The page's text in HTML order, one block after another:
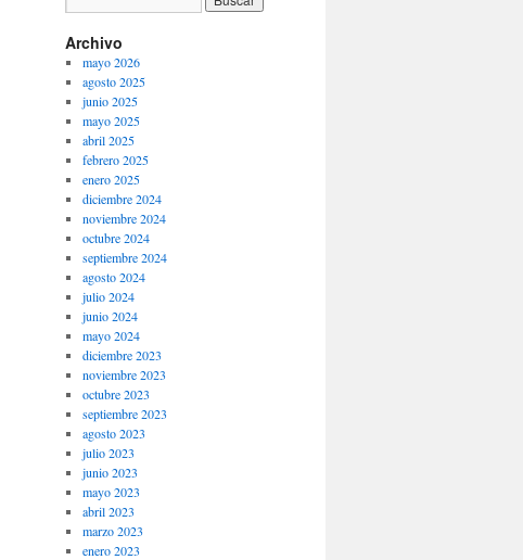
Archivo
mayo 2026
agosto 2025
junio 2025
mayo 2025
abril 2025
febrero 2025
enero 2025
diciembre 2024
noviembre 2024
octubre 2024
septiembre 2024
agosto 2024
julio 2024
junio 2024
mayo 2024
diciembre 2023
noviembre 2023
octubre 2023
septiembre 2023
agosto 2023
julio 2023
junio 2023
mayo 2023
abril 2023
marzo 2023
enero 2023